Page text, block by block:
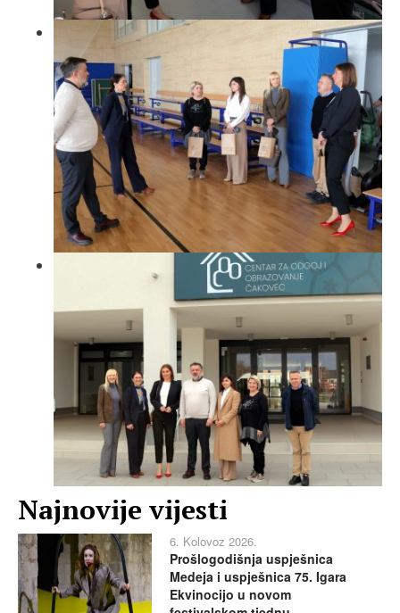
Najnovije vijesti
6. Kolovoz 2026.
Prošlogodišnja uspješnica
Medeja i uspješnica 75. Igara
Ekvinocijo u novom